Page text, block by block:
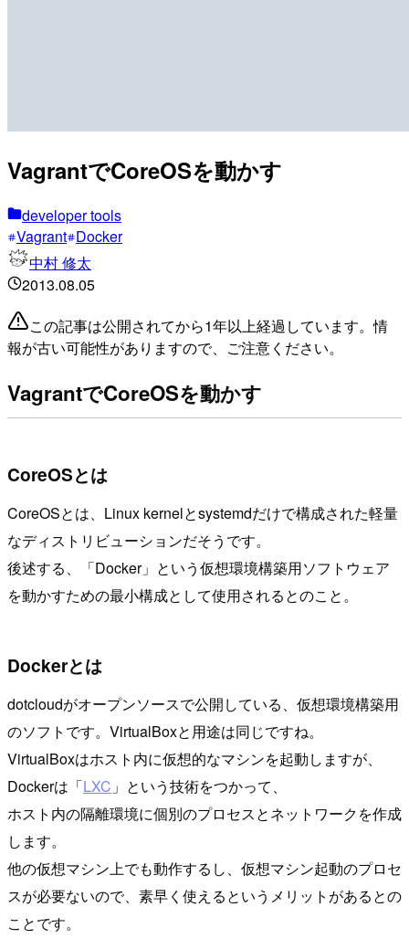
VagrantでCoreOSを動かす
developer tools
Vagrant Docker
中村 修太
2013.08.05
この記事は公開されてから1年以上経過しています。情
報が古い可能性がありますので、ご注意ください。
VagrantでCoreOSを動かす
CoreOSとは
CoreOSとは、Linux kernelとsystemdだけで構成された軽量
なディストリビューションだそうです。
後述する、「Docker」という仮想環境構築用ソフトウェア
を動かすための最小構成として使用されるとのこと。
Dockerとは
dotcloudがオープンソースで公開している、仮想環境構築用
のソフトです。VirtualBoxと用途は同じですね。
VirtualBoxはホスト内に仮想的なマシンを起動しますが、
Dockerは「LXC 」という技術をつかって、
ホスト内の隔離環境に個別のプロセスとネットワークを作成
します。
他の仮想マシン上でも動作するし、仮想マシン起動のプロセ
スが必要ないので、素早く使えるというメリットがあるとの
ことです。